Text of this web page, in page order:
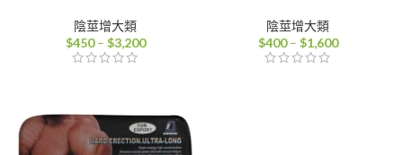
陰莖增大類
$450 – $3,200價
到
$3,200
陰莖增大類
$400 – $1,600價